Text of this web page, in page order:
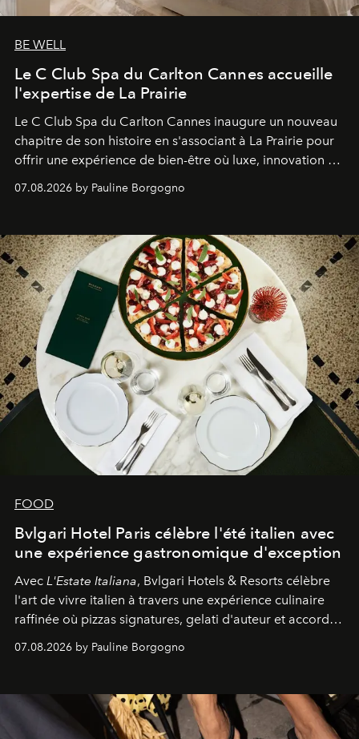
BE WELL
Le C Club Spa du Carlton Cannes accueille
l'expertise de La Prairie
Le C Club Spa du Carlton Cannes inaugure un nouveau
chapitre de son histoire en s'associant à La Prairie pour
offrir une expérience de bien-être où luxe, innovation et
07.08.2026 by Pauline Borgogno
FOOD
Bvlgari Hotel Paris célèbre l'été italien avec
une expérience gastronomique d'exception
Avec L'Estate Italiana, Bvlgari Hotels & Resorts célèbre
l'art de vivre italien à travers une expérience culinaire
raffinée où pizzas signatures, gelati d'auteur et accords
07.08.2026 by Pauline Borgogno